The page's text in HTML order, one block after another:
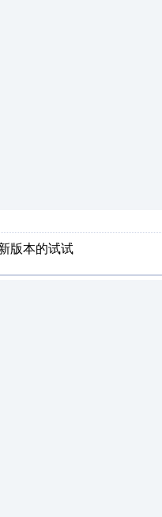
版本的试试